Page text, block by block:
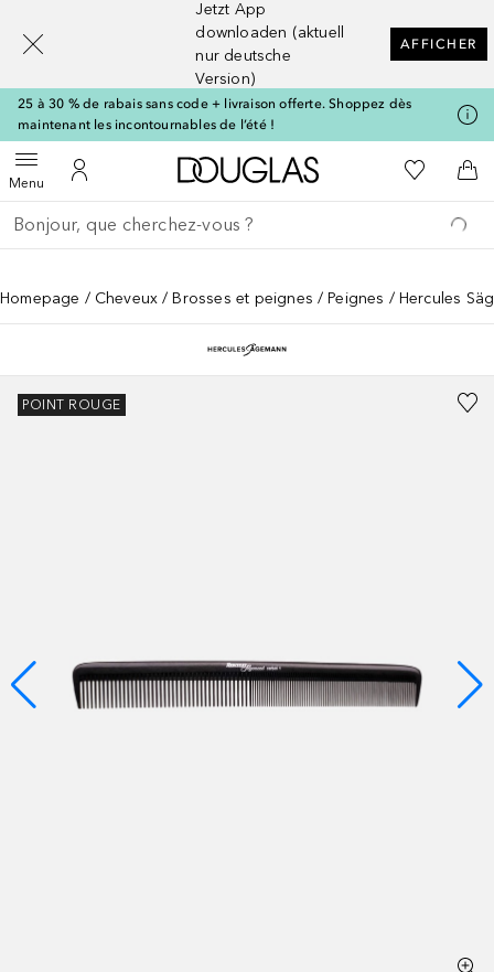
Jetzt App
downloaden (aktuell
nur deutsche
Version)
AFFICHER
25 à 30 % de rabais sans code + livraison offerte. Shoppez dès
maintenant les incontournables de l’été !
MenuOuvrir le menuVers Mon Compte
Vers l'accueil Douglas
Vers Ma
Retourner
Exécuter la recherche
Homepage Cheveux Brosses et peignes Peignes Hercules
POINT ROUGE
[navigation.slideout.screenreader]